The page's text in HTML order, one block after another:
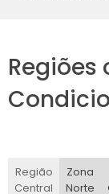
resultando
custos de
vantajoso
Outro
Regiões
Região
Central
Zona
Norte